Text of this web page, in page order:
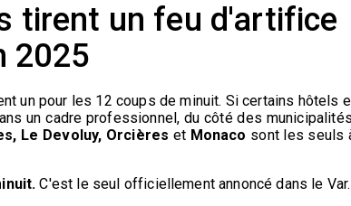
tirent un feu d'artifice
2025
un pour les 12 coups de minuit. Si certains hôtels
un cadre professionnel, du côté des
Le Devoluy, Orcières et Monaco sont les seuls
C'est le seul officiellement annoncé dans le Var.